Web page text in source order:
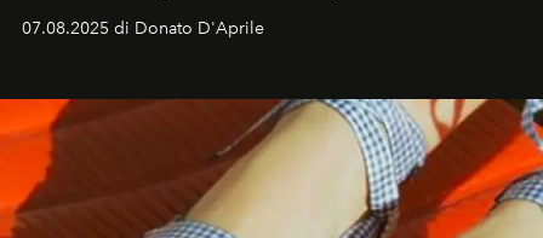
07.08.2025 di Donato D'Aprile